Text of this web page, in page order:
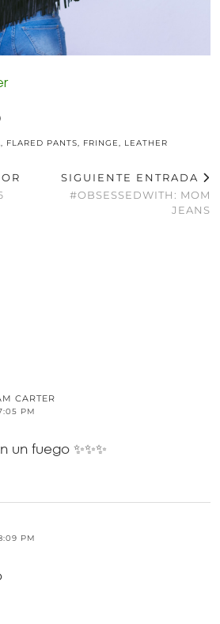
, FLARED PANTS, FRINGE, LEATHER
SIGUIENTE ENTRADA
#OBSESSEDWITH: MOM
JEANS
CARTER
PM
un fuego ✨✨✨
PM